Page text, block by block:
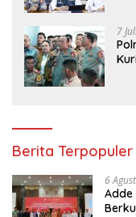
7
Berita Terpopuler
6
Adde